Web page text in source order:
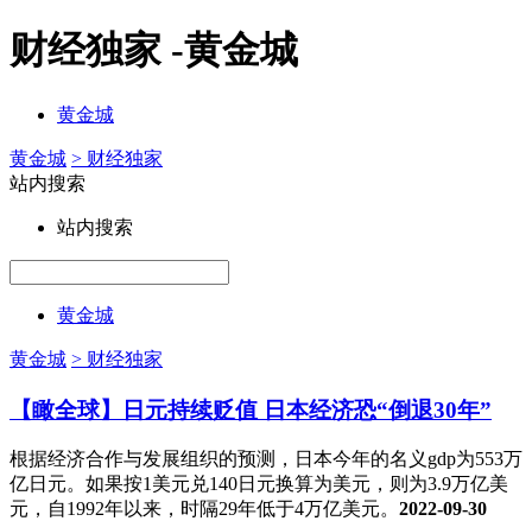
财经独家 -黄金城
黄金城
黄金城 > 财经独家
站内搜索
站内搜索
黄金城
黄金城 > 财经独家
【瞰全球】日元持续贬值 日本经济恐“倒退30年”
根据经济合作与发展组织的预测，日本今年的名义gdp为553万
亿日元。如果按1美元兑140日元换算为美元，则为3.9万亿美
元，自1992年以来，时隔29年低于4万亿美元。 2022-09-30